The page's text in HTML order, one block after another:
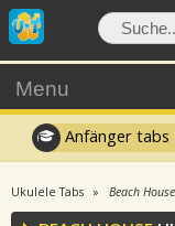
Menu
Anfänger tabs
Ukulele Tabs Beach House